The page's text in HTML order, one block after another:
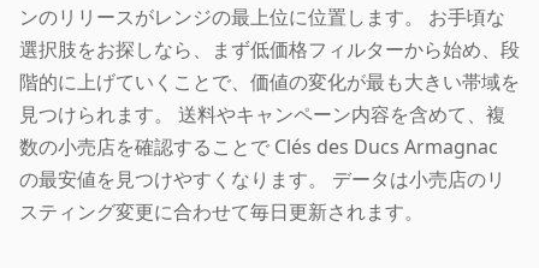
ンのリリースがレンジの最上位に位置します。 お手頃な
選択肢をお探しなら、まず低価格フィルターから始め、段
階的に上げていくことで、価値の変化が最も大きい帯域を
見つけられます。 送料やキャンペーン内容を含めて、複
数の小売店を確認することで Clés des Ducs Armagnac
の最安値を見つけやすくなります。 データは小売店のリ
スティング変更に合わせて毎日更新されます。